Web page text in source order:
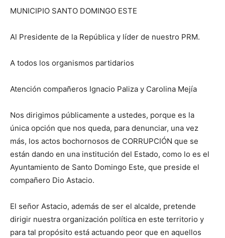
MUNICIPIO SANTO DOMINGO ESTE
Al Presidente de la República y líder de nuestro PRM.
A todos los organismos partidarios
Atención compañeros Ignacio Paliza y Carolina Mejía
Nos dirigimos públicamente a ustedes, porque es la
única opción que nos queda, para denunciar, una vez
más, los actos bochornosos de CORRUPCIÓN que se
están dando en una institución del Estado, como lo es el
Ayuntamiento de Santo Domingo Este, que preside el
compañero Dio Astacio.
El señor Astacio, además de ser el alcalde, pretende
dirigir nuestra organización política en este territorio y
para tal propósito está actuando peor que en aquellos